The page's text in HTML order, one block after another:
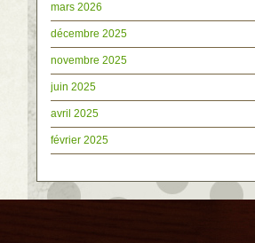
mars 2026
décembre 2025
novembre 2025
juin 2025
avril 2025
février 2025